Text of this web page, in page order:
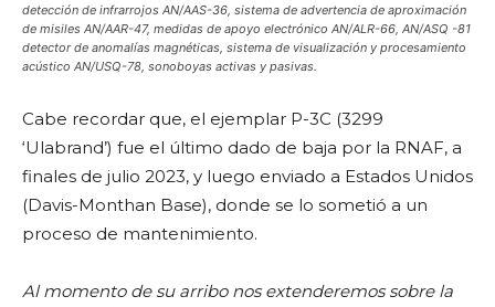
detección de infrarrojos AN/AAS-36, sistema de advertencia de aproximación
de misiles AN/AAR-47, medidas de apoyo electrónico AN/ALR-66, AN/ASQ -81
detector de anomalías magnéticas, sistema de visualización y procesamiento
acústico AN/USQ-78, sonoboyas activas y pasivas.
Cabe recordar que, el ejemplar P-3C (3299
‘Ulabrand’) fue el último dado de baja por la RNAF, a
finales de julio 2023, y luego enviado a Estados Unidos
(Davis-Monthan Base), donde se lo sometió a un
proceso de mantenimiento.
Al momento de su arribo nos extenderemos sobre la